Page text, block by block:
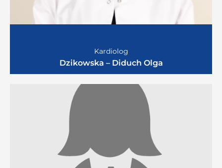
Kardiolog
Dzikowska – Diduch Olga